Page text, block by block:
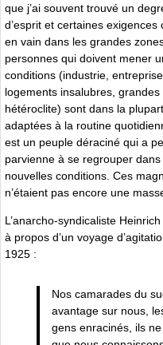
que j’ai souvent trouvé un
d’esprit et certaines
en vain dans les grandes
personnes qui doivent mener
conditions (industrie,
logements insalubres,
hétéroclite) sont dans la
adaptées à la routine
est un peuple déraciné qui a
parvienne à se regrouper
nouvelles conditions. Ces
n’étaient pas encore une
L’anarcho-syndicaliste
à propos d’un voyage
1925 :
Nos camarades du
avantage sur nous,
gens enracinés, ils